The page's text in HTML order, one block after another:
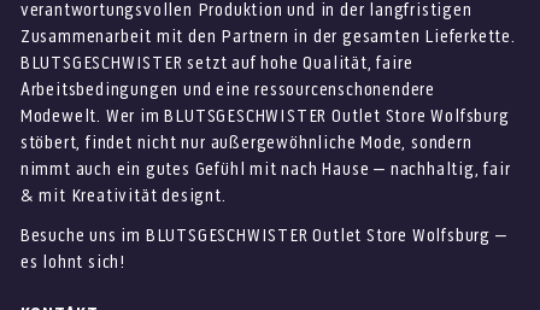
verantwortungsvollen Produktion und in der langfristigen
Zusammenarbeit mit den Partnern in der gesamten Lieferkette.
BLUTSGESCHWISTER setzt auf hohe Qualität, faire
Arbeitsbedingungen und eine ressourcenschonendere
Modewelt. Wer im BLUTSGESCHWISTER Outlet Store Wolfsburg
stöbert, findet nicht nur außergewöhnliche Mode, sondern
nimmt auch ein gutes Gefühl mit nach Hause – nachhaltig, fair
& mit Kreativität designt.
Besuche uns im BLUTSGESCHWISTER Outlet Store Wolfsburg –
es lohnt sich!